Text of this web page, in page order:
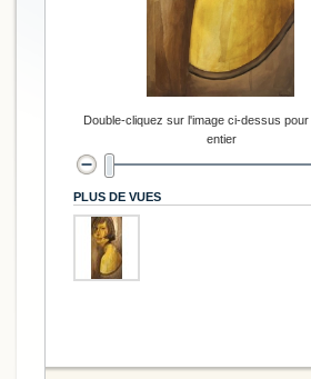
Double-cliquez sur l'image ci-dessus pour
entier
PLUS DE VUES